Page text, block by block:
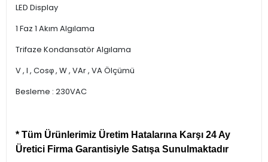
LED Display
1 Faz 1 Akım Algılama
Trifaze Kondansatör Algılama
V , I , Cosφ , W , VAr , VA Ölçümü
Besleme : 230VAC
* Tüm Ürünlerimiz Üretim Hatalarına Karşı 24 Ay
Üretici Firma Garantisiyle Satışa Sunulmaktadır